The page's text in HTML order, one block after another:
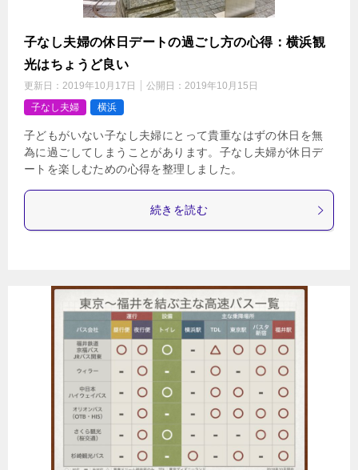
子なし夫婦の休日デートの過ごし方の心得：横浜観
光はちょうど良い
更新日： 2019年10月17日 公開日： 2019年10月15日
子なし夫婦
横浜
子どもがいない子なし夫婦にとって貴重なはずの休日を無
為に過ごしてしまうことがあります。子なし夫婦が休日デ
ートを楽しむための心得を整理しました。
続きを読む